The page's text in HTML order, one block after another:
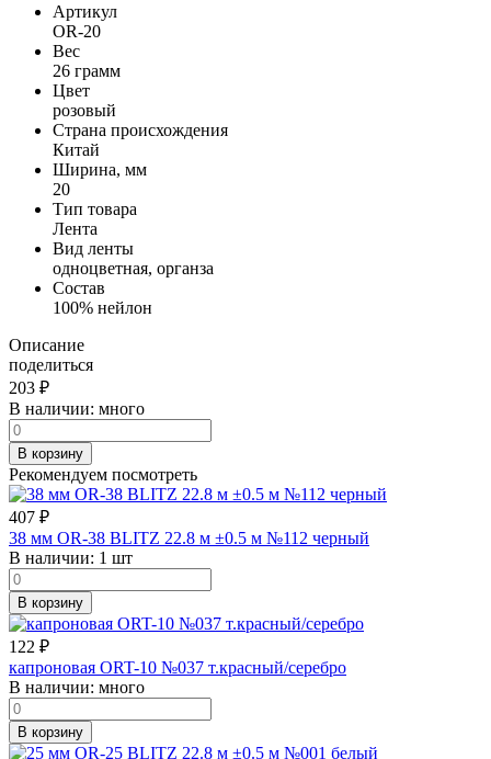
Артикул
OR-20
Вес
26 грамм
Цвет
розовый
Страна происхождения
Китай
Ширина, мм
20
Тип товара
Лента
Вид ленты
одноцветная, органза
Состав
100% нейлон
Описание
поделиться
203 ₽
В наличии: много
В корзину
Рекомендуем посмотреть
407 ₽
38 мм OR-38 BLITZ 22.8 м ±0.5 м №112 черный
В наличии: 1 шт
В корзину
122 ₽
капроновая ORT-10 №037 т.красный/серебро
В наличии: много
В корзину